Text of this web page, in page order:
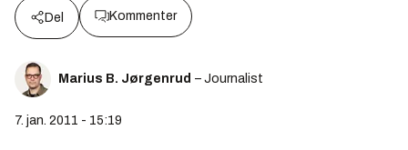
Del Kommenter
Marius B. Jørgenrud – Journalist
7. jan. 2011 - 15:19